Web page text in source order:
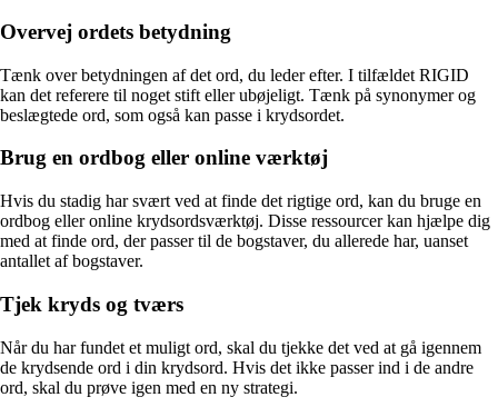
Overvej ordets betydning
Tænk over betydningen af det ord, du leder efter. I tilfældet RIGID
kan det referere til noget stift eller ubøjeligt. Tænk på synonymer og
beslægtede ord, som også kan passe i krydsordet.
Brug en ordbog eller online værktøj
Hvis du stadig har svært ved at finde det rigtige ord, kan du bruge en
ordbog eller online krydsordsværktøj. Disse ressourcer kan hjælpe dig
med at finde ord, der passer til de bogstaver, du allerede har, uanset
antallet af bogstaver.
Tjek kryds og tværs
Når du har fundet et muligt ord, skal du tjekke det ved at gå igennem
de krydsende ord i din krydsord. Hvis det ikke passer ind i de andre
ord, skal du prøve igen med en ny strategi.